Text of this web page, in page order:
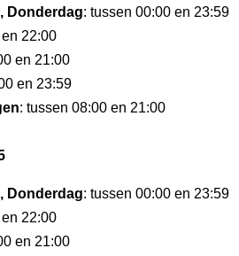
Donderdag: tussen 00:00 en 23:59
22:00
en 21:00
en 23:59
: tussen 08:00 en 21:00
Donderdag: tussen 00:00 en 23:59
22:00
en 21:00